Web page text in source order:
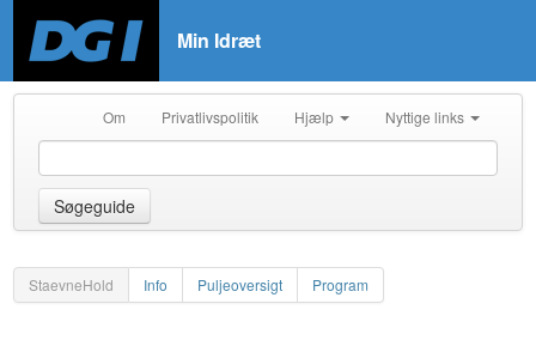
Min Idræt
Om Privatlivspolitik Hjælp Nyttige links
Søgeguide
StaevneHold Info Puljeoversigt Program